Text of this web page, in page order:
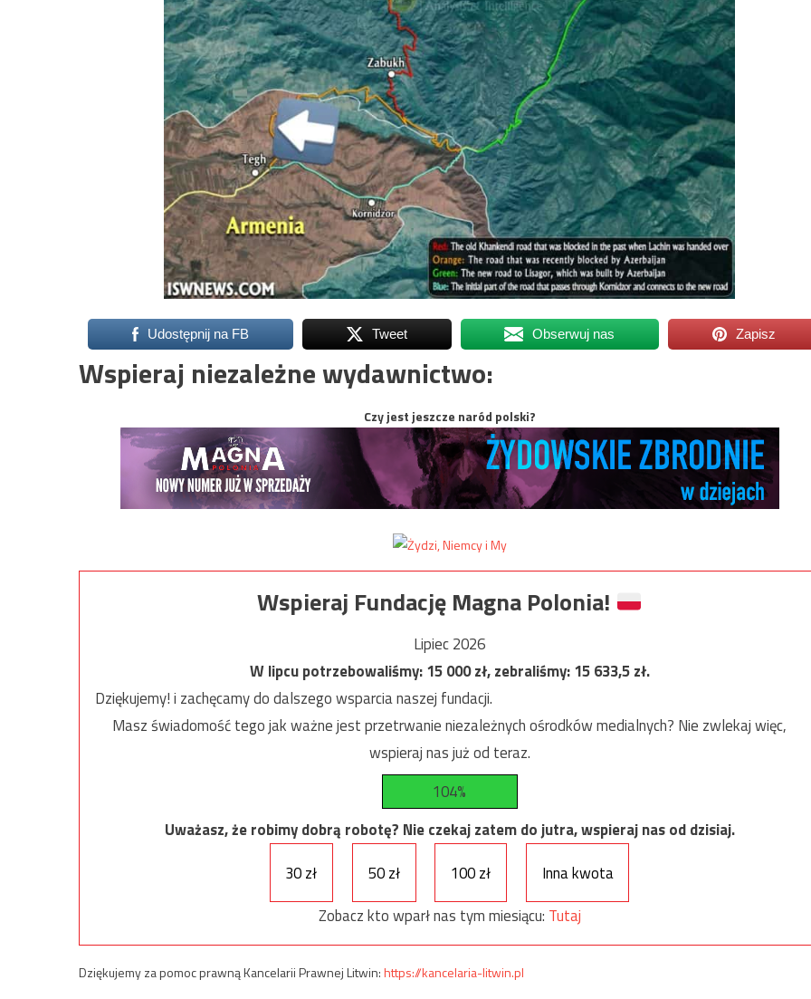
Udostępnij na FB Tweet Obserwuj nas Zapisz
Wspieraj niezależne wydawnictwo:
Czy jest jeszcze naród polski?
Wspieraj Fundację Magna Polonia!
Lipiec 2026
W lipcu potrzebowaliśmy:15 000zł, zebraliśmy:15 633,5zł.
Dziękujemy! i zachęcamy do dalszego wsparcia naszej fundacji.
Masz świadomość tego jak ważne jest przetrwanie niezależnych ośrodków medialnych? Nie zwlekaj więc,
wspieraj nas już od teraz.
104%
Uważasz, że robimy dobrą robotę? Nie czekaj zatem do jutra, wspieraj nas od dzisiaj.
30 zł
50 zł 100 zł
Inna kwota
Zobacz kto wparł nas tym miesiącu: Tutaj
Dziękujemy za pomoc prawną Kancelarii Prawnej Litwin:https://kancelaria-litwin.pl